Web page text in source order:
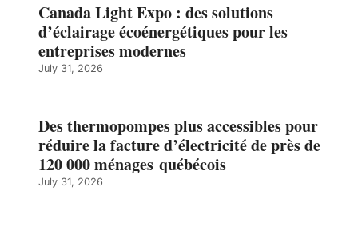
Canada Light Expo : des solutions
d’éclairage écoénergétiques pour les
entreprises modernes
July 31, 2026
Des thermopompes plus accessibles pour
réduire la facture d’électricité de près de
120 000 ménages québécois
July 31, 2026